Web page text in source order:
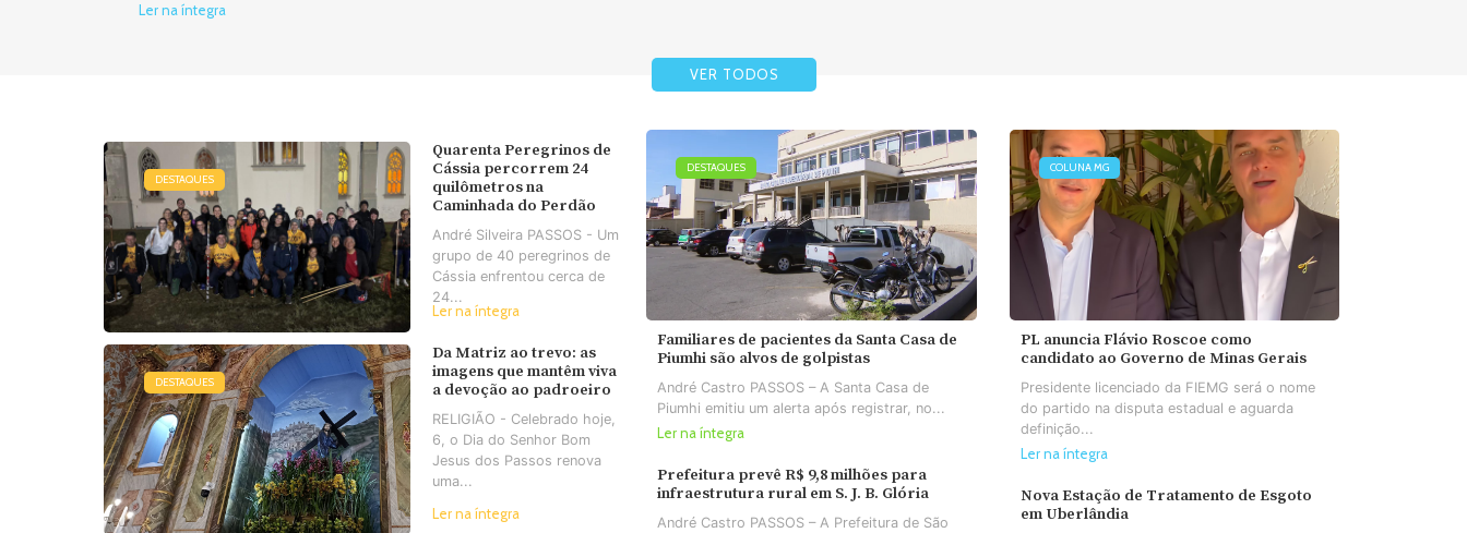
Ler na íntegra
VER TODOS
DESTAQUES
Quarenta Peregrinos de
Cássia percorrem 24
quilômetros na
Caminhada do Perdão
André Silveira PASSOS - Um
grupo de 40 peregrinos de
Cássia enfrentou cerca de
24...
Ler na íntegra
DESTAQUES
Da Matriz ao trevo: as
imagens que mantêm viva
a devoção ao padroeiro
RELIGIÃO - Celebrado hoje,
6, o Dia do Senhor Bom
Jesus dos Passos renova
uma...
Ler na íntegra
DESTAQUES
Familiares de pacientes da Santa Casa de
Piumhi são alvos de golpistas
André Castro PASSOS – A Santa Casa de
Piumhi emitiu um alerta após registrar, no...
Ler na íntegra
Prefeitura prevê R$ 9,8 milhões para
infraestrutura rural em S. J. B. Glória
André Castro PASSOS – A Prefeitura de São
COLUNA MG
PL anuncia Flávio Roscoe como
candidato ao Governo de Minas Gerais
Presidente licenciado da FIEMG será o nome
do partido na disputa estadual e aguarda
definição...
Ler na íntegra
Nova Estação de Tratamento de Esgoto
em Uberlândia